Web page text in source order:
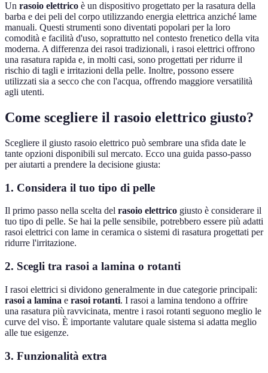
Un rasoio elettrico è un dispositivo progettato per la rasatura della
barba e dei peli del corpo utilizzando energia elettrica anziché lame
manuali. Questi strumenti sono diventati popolari per la loro
comodità e facilità d'uso, soprattutto nel contesto frenetico della vita
moderna. A differenza dei rasoi tradizionali, i rasoi elettrici offrono
una rasatura rapida e, in molti casi, sono progettati per ridurre il
rischio di tagli e irritazioni della pelle. Inoltre, possono essere
utilizzati sia a secco che con l'acqua, offrendo maggiore versatilità
agli utenti.
Come scegliere il rasoio elettrico giusto?
Scegliere il giusto rasoio elettrico può sembrare una sfida date le
tante opzioni disponibili sul mercato. Ecco una guida passo-passo
per aiutarti a prendere la decisione giusta:
1. Considera il tuo tipo di pelle
Il primo passo nella scelta del rasoio elettrico giusto è considerare il
tuo tipo di pelle. Se hai la pelle sensibile, potrebbero essere più adatti
rasoi elettrici con lame in ceramica o sistemi di rasatura progettati per
ridurre l'irritazione.
2. Scegli tra rasoi a lamina o rotanti
I rasoi elettrici si dividono generalmente in due categorie principali:
rasoi a lamina e rasoi rotanti. I rasoi a lamina tendono a offrire
una rasatura più ravvicinata, mentre i rasoi rotanti seguono meglio le
curve del viso. È importante valutare quale sistema si adatta meglio
alle tue esigenze.
3. Funzionalità extra